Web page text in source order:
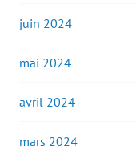
juin 2024
mai 2024
avril 2024
mars 2024